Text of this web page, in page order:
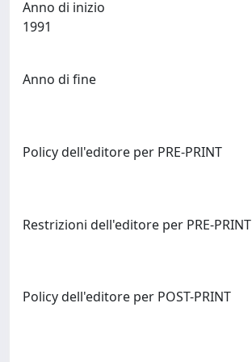
Anno di inizio
Anno di fine
Policy dell'editore per PRE-PRINT
Restrizioni dell'editore per PRE-PRINT
Policy dell'editore per POST-PRINT